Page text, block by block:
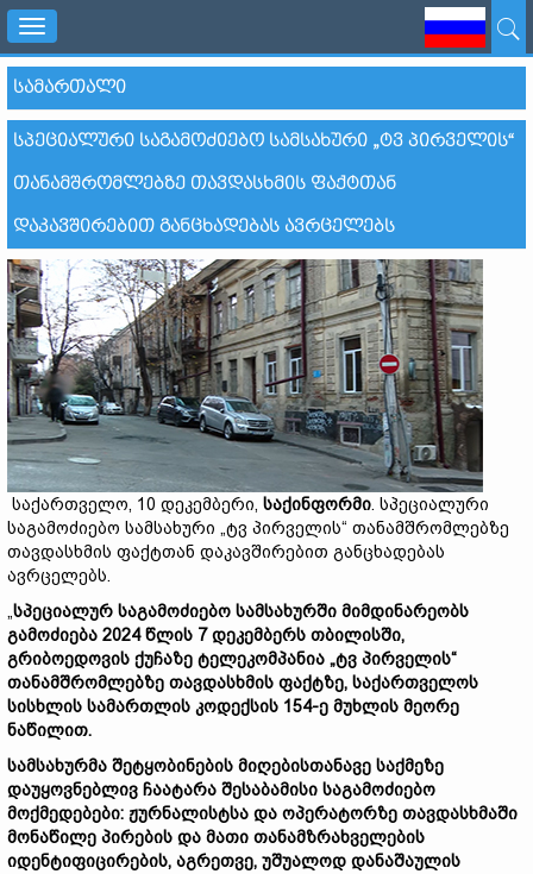
Toggle
navigation
ᲡᲐᲛᲐᲠᲗᲐᲚᲘ
ᲡᲞᲔᲪᲘᲐᲚᲣᲠᲘ ᲡᲐᲒᲐᲛᲝᲫᲘᲔᲑᲝ ᲡᲐᲛᲡᲐᲮᲣᲠᲘ „ᲢᲕ ᲞᲘᲠᲕᲔᲚᲘᲡ“
ᲗᲐᲜᲐᲛᲨᲠᲝᲛᲚᲔᲑᲖᲔ ᲗᲐᲕᲓᲐᲡᲮᲛᲘᲡ ᲤᲐᲥᲢᲗᲐᲜ
ᲓᲐᲙᲐᲕᲨᲘᲠᲔᲑᲘᲗ ᲒᲐᲜᲪᲮᲐᲓᲔᲑᲐᲡ ᲐᲕᲠᲪᲔᲚᲔᲑᲡ
საქართველო, 10 დეკემბერი, საქინფორმი. სპეციალური
საგამოძიებო სამსახური „ტვ პირველის“ თანამშრომლებზე
თავდასხმის ფაქტთან დაკავშირებით განცხადებას
ავრცელებს.
„სპეციალურ საგამოძიებო სამსახურში მიმდინარეობს
გამოძიება 2024წლის 7დეკემბერს თბილისში,
გრიბოედოვის ქუჩაზე ტელეკომპანია „ტვ პირველის“
თანამშრომლებზე თავდასხმის ფაქტზე, საქართველოს
სისხლის სამართლის კოდექსის 154-ე მუხლის მეორე
ნაწილით.
სამსახურმა შეტყობინების მიღებისთანავე საქმეზე
დაუყოვნებლივ ჩაატარა შესაბამისი საგამოძიებო
მოქმედებები: ჟურნალისტსა და ოპერატორზე თავდასხმაში
მონაწილე პირების და მათი თანამზრახველების
იდენტიფიცირების, აგრეთვე, უშუალოდ დანაშაულის